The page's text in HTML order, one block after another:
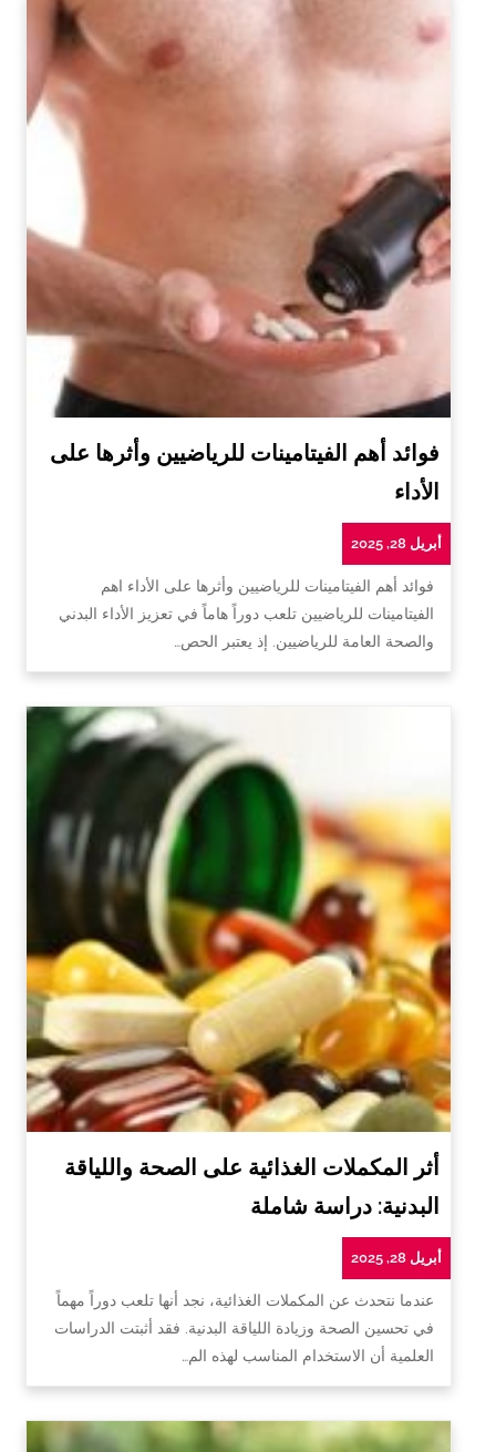
فوائد أهم الفيتامينات للرياضيين وأثرها على
الأداء
أبريل 28, 2025
فوائد أهم الفيتامينات للرياضيين وأثرها على الأداء اهم
الفيتامينات للرياضيين تلعب دوراً هاماً في تعزيز الأداء البدني
والصحة العامة للرياضيين. إذ يعتبر الحص…
أثر المكملات الغذائية على الصحة واللياقة
البدنية: دراسة شاملة
أبريل 28, 2025
عندما نتحدث عن المكملات الغذائية، نجد أنها تلعب دوراً مهماً
في تحسين الصحة وزيادة اللياقة البدنية. فقد أثبتت الدراسات
العلمية أن الاستخدام المناسب لهذه الم…